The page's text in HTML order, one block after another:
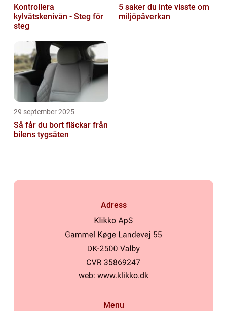
Kontrollera
kylvätskenivån - Steg för
steg
5 saker du inte visste om
miljöpåverkan
29 september 2025
Så får du bort fläckar från
bilens tygsäten
Adress
web: www.klikko.dk
Menu